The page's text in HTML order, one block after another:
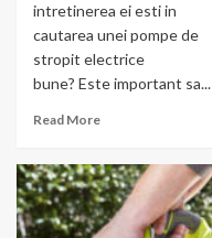
intretinerea ei esti in
cautarea unei pompe de
stropit electrice
bune? Este important sa...
Read More